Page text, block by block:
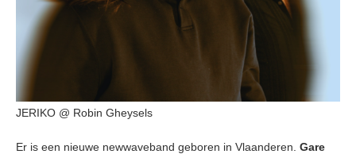
JERIKO @ Robin Gheysels
Er is een nieuwe newwaveband geboren in Vlaanderen. Gare